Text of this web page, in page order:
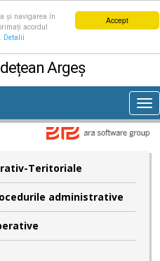
Accept
și navigarea în
acordul
Detalii
Argeș
Teritoriale
administrative